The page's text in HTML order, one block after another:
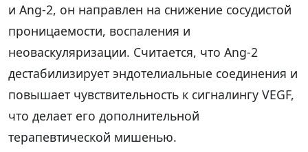
и Ang-2, он направлен на снижение сосудистой
проницаемости, воспаления и
неоваскуляризации. Считается, что Ang-2
дестабилизирует эндотелиальные соединения и
повышает чувствительность к сигналингу VEGF,
что делает его дополнительной
терапевтической мишенью.